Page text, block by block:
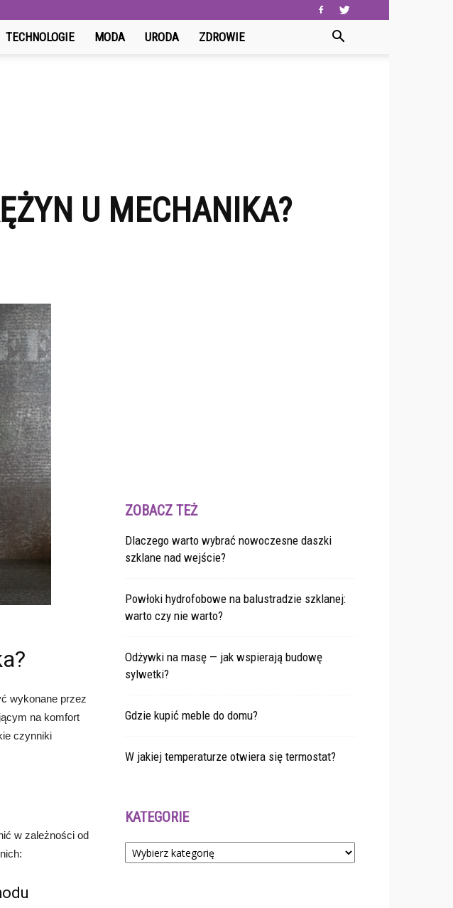
TECHNOLOGIE MODA URODA ZDROWIE
U MECHANIKA?
wykonane przez
na komfort
czynniki
w zależności od
ZOBACZ TEŻ
Dlaczego warto wybrać nowoczesne daszki
szklane nad wejście?
Powłoki hydrofobowe na balustradzie szklanej:
warto czy nie warto?
Odżywki na masę — jak wspierają budowę
sylwetki?
Gdzie kupić meble do domu?
W jakiej temperaturze otwiera się termostat?
KATEGORIE
Kategorie